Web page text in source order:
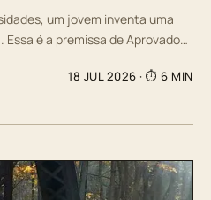
um jovem inventa uma
é a premissa de Aprovado…
18 JUL 2026 · ⏱ 6 MIN